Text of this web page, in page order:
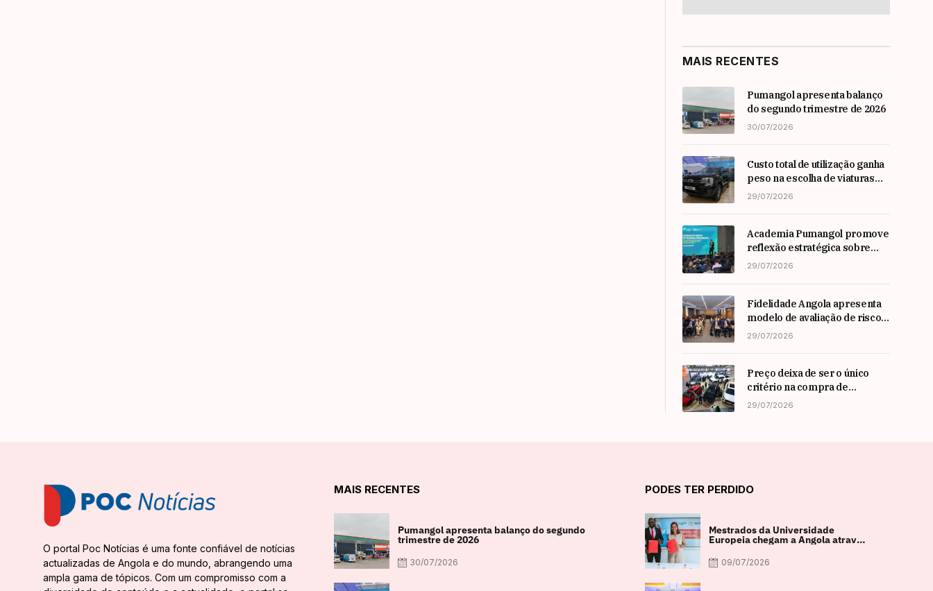
MAIS RECENTES
Pumangol apresenta balanço
do segundo trimestre de 2026
30/07/2026
Custo total de utilização ganha
peso na escolha de viaturas
em angola
29/07/2026
Academia Pumangol promove
reflexão estratégica sobre
liderança e inovação com
29/07/2026
Fidelidade Angola apresenta
modelo de avaliação de risco
em Workshop da ARSEG
29/07/2026
Preço deixa de ser o único
critério na compra de
automóveis em angola
29/07/2026
O portal Poc Notícias é uma fonte confiável de notícias
actualizadas de Angola e do mundo, abrangendo uma
ampla gama de tópicos. Com um compromisso com a
MAIS RECENTES
Pumangol apresenta balanço do segundo
trimestre de 2026
30/07/2026
PODES TER PERDIDO
Mestrados da Universidade
Europeia chegam a Angola através
de parceria com a FACUL
09/07/2026